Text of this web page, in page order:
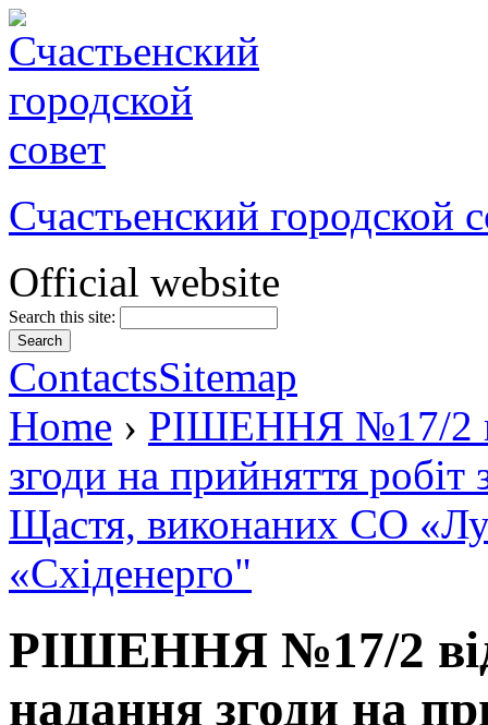
Счастьенский городской
Official website
Search this site:
ContactsSitemap
Home › РІШЕННЯ №17/2
згоди на прийняття
Щастя, виконаних СО
«Східенерго"
РІШЕННЯ №17/2
надання згоди на